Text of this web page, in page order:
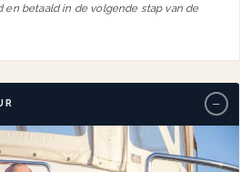
en betaald in de volgende stap van de
−